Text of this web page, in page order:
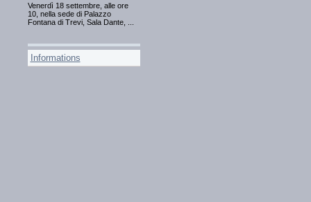
Venerdì 18 settembre, alle ore
10, nella sede di Palazzo
Fontana di Trevi, Sala Dante, ...
Informations